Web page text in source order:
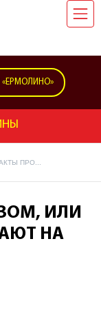
«ЕРМОЛИНО»
ПРО...
ИЛИ
НА